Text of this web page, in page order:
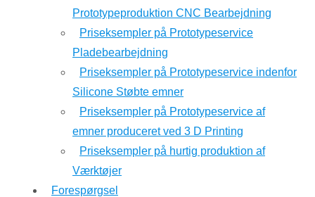
Prototypeproduktion CNC Bearbejdning
Priseksempler på Prototypeservice
Pladebearbejdning
Priseksempler på Prototypeservice indenfor
Silicone Støbte emner
Priseksempler på Prototypeservice af
emner produceret ved 3 D Printing
Priseksempler på hurtig produktion af
Værktøjer
Forespørgsel